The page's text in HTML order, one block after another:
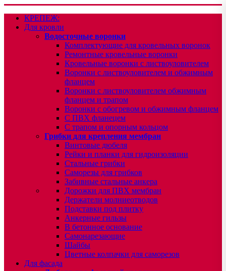
КРЕПЕЖ:
Для кровли
Водосточные воронки
Комплектующие для кровельных воронок
Ремонтные кровельные воронки
Кровельные воронки с листвоуловителем
Воронки с листвоуловителем и обжимным
фланцем
Воронки с листвоуловителем обжимным
фланцем и трапом
Воронки с обогревом и обжимным фланцем
С ПВХ фланецем
С трапом и опорным кольцом
Грибки для крепления мембран
Винтовые дюбеля
Рейки и планки для гидроизоляции
Стальные грибки
Саморезы для грибков
Забивные стальные анкера
Дорожки для ПВХ мембран
Держатели молниеотводов
Подставки под плитку
Анкерные гильзы
В бетонное основание
Самонарезающие
Шайбы
Цветные колпачки для саморезов
Для фасада